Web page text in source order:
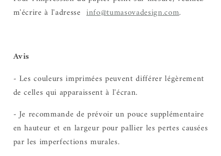
m'écrire à l'adresseinfo@tumasovadesign.com.
Avis
- Les couleurs imprimées peuvent différer légèrement
de celles qui apparaissent à l'écran.
- Je recommande de prévoir un pouce supplémentaire
en hauteur et en largeur pour pallier les pertes causées
par les imperfections murales.